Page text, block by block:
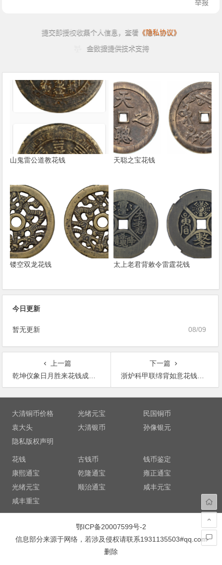
山鬼雷公道教花钱 天聪之宝花钱
镂空双龙花钱 太上老君背敕令雷霆花钱
今日更新
08/09
暂无更新
上一篇
乾坤仪象日月胜来花钱成交价
下一篇
浙炉科甲联绵背如意花钱成交价
文
大清铜币价格 光绪元宝
民国铜币
袁大头
大清银币
孙像银元
隐私版权声明
花钱 古钱币
钱币鉴定
康熙通宝
乾隆通宝
雍正通宝
光绪元宝
顺治通宝
咸丰元宝
咸丰重宝
鄂ICP备20007599号-2
信息部分来源于网络，若涉及侵权请联系1931135503#qq.com
删除